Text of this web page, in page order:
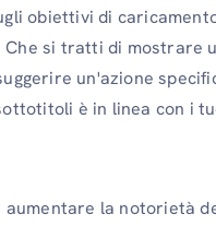
obiettivi di
Che si tratti di mostrare
un'azione
è in linea con i
la notorietà